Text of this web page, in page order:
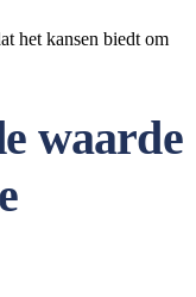
het kansen biedt om
waarde